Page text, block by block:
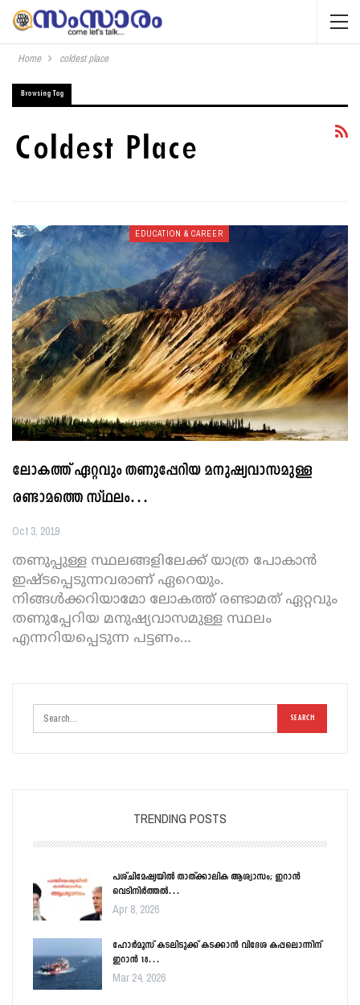
Home coldest place
Browsing Tag
Coldest Place
EDUCATION & CAREER
ലോകത്ത് ഏറ്റവും തണുപ്പേറിയ മനുഷ്യവാസമുള്ള
രണ്ടാമത്തെ സ്ഥലം…
Oct 3, 2019
തണുപ്പുള്ള സ്ഥലങ്ങളിലേക്ക് യാത്ര പോകാന്‍
ഇഷ്ടപ്പെടുന്നവരാണ് ഏറെയും.
നിങ്ങള്‍ക്കറിയാമോ ലോകത്ത് രണ്ടാമത് ഏറ്റവും
തണുപ്പേറിയ മനുഷ്യവാസമുള്ള സ്ഥലം
എന്നറിയപ്പെടുന്ന പട്ടണം…
TRENDING POSTS
പശ്ചിമേഷ്യയിൽ താത്ക്കാലിക ആശ്വാസം; ഇറാൻ
വെടിനിർത്തൽ…
Apr 8, 2026
ഹോർമൂസ് കടലിടുക്ക് കടക്കാൻ വിദേശ കപ്പലൊന്നിന്
ഇറാൻ 18…
Mar 24, 2026